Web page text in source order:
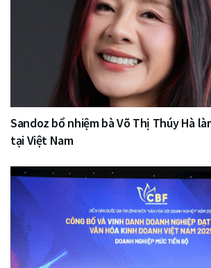
Sandoz bổ nhiệm bà Võ Thị Thúy Hà
tại Việt Nam